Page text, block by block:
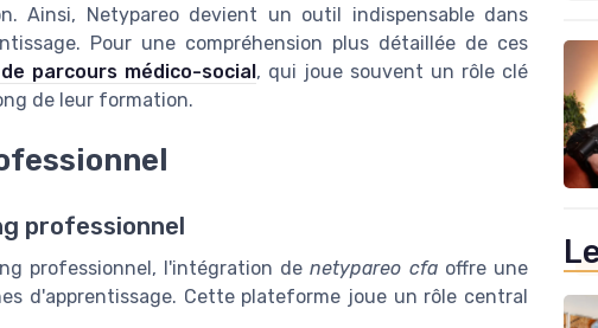
Ainsi, Netypareo devient un outil indispensable dans
Pour une compréhension plus détaillée de ces
parcours médico-social , qui joue souvent un rôle clé
de leur formation.
professionnel
professionnel, l'intégration denetypareo cfaoffre une
d'apprentissage. Cette plateforme joue un rôle central